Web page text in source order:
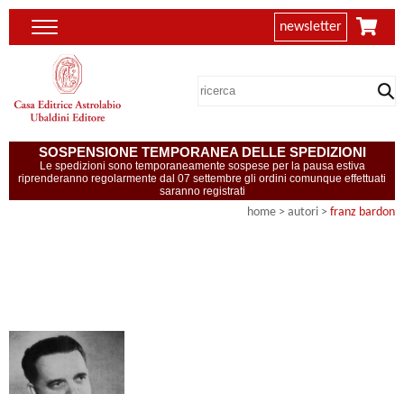
newsletter
SOSPENSIONE TEMPORANEA DELLE SPEDIZIONI
Le spedizioni sono temporaneamente sospese per la pausa estiva
riprenderanno regolarmente dal 07 settembre gli ordini comunque effettuati
saranno registrati
home > autori > franz bardon